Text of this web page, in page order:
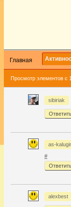
Главная
Просмотр элементов с
sibiriak
as-
#
alexbest